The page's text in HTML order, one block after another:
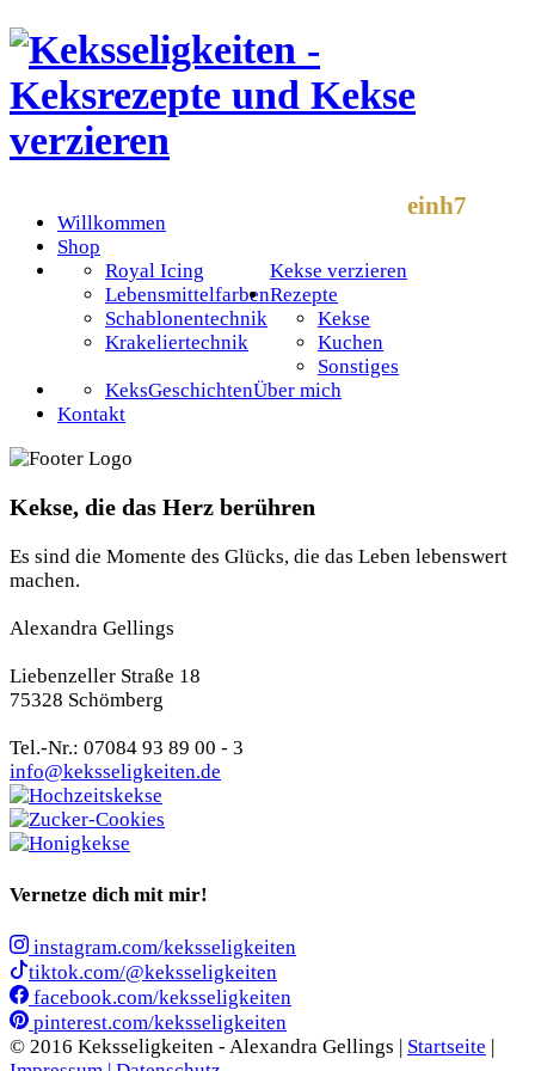
Willkommen
Shop
Kekse verzieren
Royal Icing
Lebensmittelfarben
Schablonentechnik
Krakeliertechnik
Rezepte
Kekse
Kuchen
Sonstiges
Über mich
KeksGeschichten
Kontakt
einh7
Kekse, die das Herz berühren
Es sind die Momente des Glücks, die das Leben lebenswert
machen.
Alexandra Gellings
Liebenzeller Straße 18
75328 Schömberg
Tel.-Nr.: 07084 93 89 00 - 3
info@keksseligkeiten.de
Vernetze dich mit mir!
instagram.com/keksseligkeiten
tiktok.com/@keksseligkeiten
facebook.com/keksseligkeiten
pinterest.com/keksseligkeiten
© 2016 Keksseligkeiten - Alexandra Gellings | Startseite |